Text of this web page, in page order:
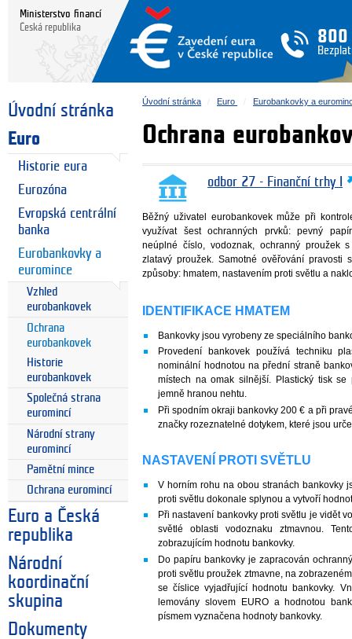
Ministerstvo financí
Česká republika
800
Úvodní stránka
Euro
Historie eura
Eurozóna
Evropská centrální
banka
Eurobankovky a
euromince
Vzhled
eurobankovek
Ochrana
eurobankovek
Historie
eurobankovek
Společná strana
euromincí
Národní strany
euromincí
Pamětní mince
Ochrana euromincí
Euro a Česká
republika
Národní
koordinační
skupina
Dokumenty
Úvodní stránka Euro Eurobankovky a
Ochrana
odbor 27 - Finanční trhy I
Běžný uživatel eurobankovek může při
využívat šest ochranných prvků: pevný
neúplné číslo, vodoznak, ochranný proužek
zlatavý proužek. Samotné ověřování pravosti
způsoby: hmatem, nastavením proti světlu a
IDENTIFIKACE HMATEM
Bankovky jsou vyrobeny ze speciálního
Provedení bankovek používá techniku
nominální hodnotou na přední straně
místech na omak silnější. Plastický tisk
jemně hranou nehtu.
Při spodním okraji bankovky 200 € a při
značky rozeznatelné dotykem, které jsou
NASTAVENÍ PROTI SVĚTLU
V horním rohu na obou stranách bankovky
proti světlu dokonale splynou a vytvoří
Při nastavení bankovky proti světlu je vidět
světlé oblasti vodoznaku ztmavnou.
zobrazujícím hodnotu bankovky.
Do papíru bankovky je zapracován
proti světlu proužek ztmavne, na
se číslice vyjadřující hodnotu bankovky.
lemovány slovem EURO a hodnotou
písmem vyznačena hodnoty bankovky.